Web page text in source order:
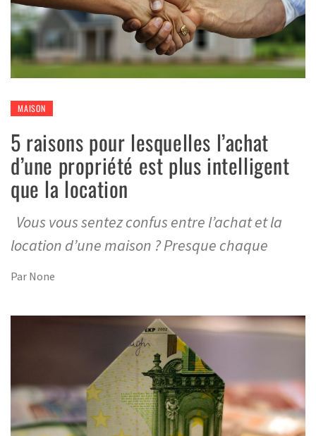
MAISON
5 raisons pour lesquelles l’achat
d’une propriété est plus intelligent
que la location
Vous vous sentez confus entre l’achat et la
location d’une maison ? Presque chaque
Par None